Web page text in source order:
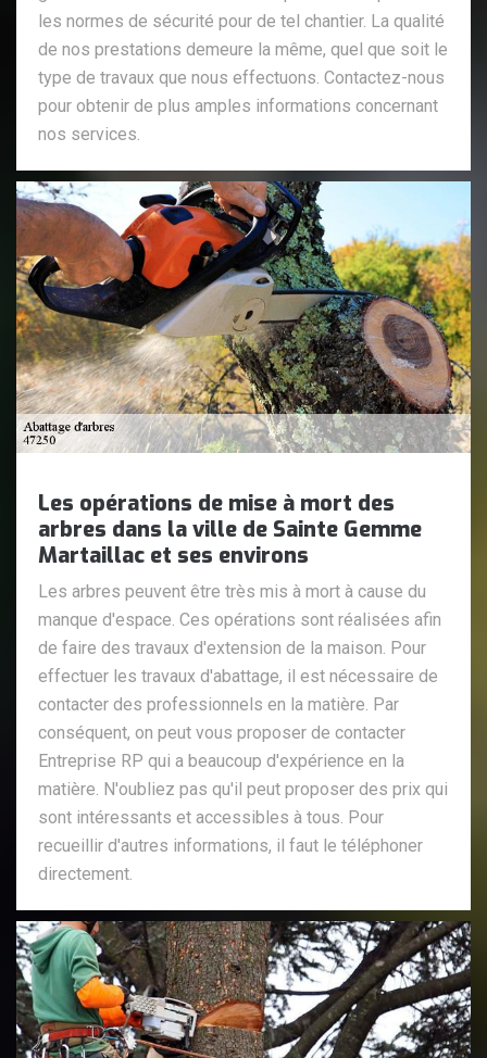
les normes de sécurité pour de tel chantier. La qualité
de nos prestations demeure la même, quel que soit le
type de travaux que nous effectuons. Contactez-nous
pour obtenir de plus amples informations concernant
nos services.
Les opérations de mise à mort des
arbres dans la ville de Sainte Gemme
Martaillac et ses environs
Les arbres peuvent être très mis à mort à cause du
manque d'espace. Ces opérations sont réalisées afin
de faire des travaux d'extension de la maison. Pour
effectuer les travaux d'abattage, il est nécessaire de
contacter des professionnels en la matière. Par
conséquent, on peut vous proposer de contacter
Entreprise RP qui a beaucoup d'expérience en la
matière. N'oubliez pas qu'il peut proposer des prix qui
sont intéressants et accessibles à tous. Pour
recueillir d'autres informations, il faut le téléphoner
directement.